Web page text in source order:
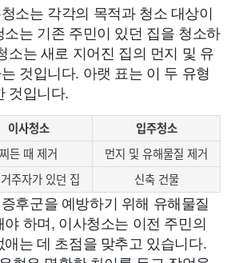
소는 각각의 목적과 청소 대상이
는 기존 주민이 있던 집을 청소하
소는 새로 지어진 집의 먼지 및 유
것입니다. 아랫 표는 이 두 유형
것입니다.
이사청소
입주청소
찌든 때 제거
먼지 및 유해물질 제거
주자가 있던 집 신축 건물
후군을 예방하기 위해 유해물질
하며, 이사청소는 이전 주민의
는 데 초점을 맞추고 있습니다.